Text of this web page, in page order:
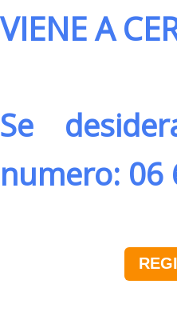
VIENE A
Se
numero: 06